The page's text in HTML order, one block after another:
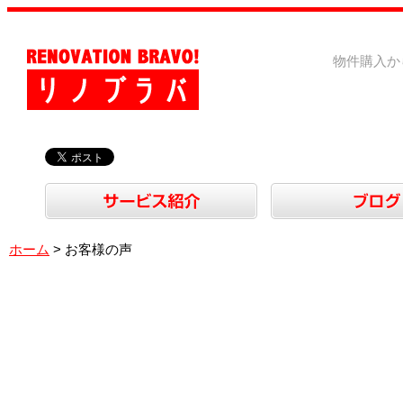
物件購入
ホーム > お客様の声